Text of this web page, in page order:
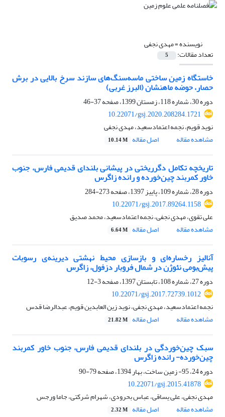
نویسنده =مهدی نجفی
تعداد مقالات: 5
خاستگاه زمین ساختی ماسه‌سنگ‌های سازند سرخ بالایی در برش
حصار، حوضه ماهنشان (البرز غربی)
دوره 30، شماره 118، زمستان 1399، صفحه
37-46
10.22071/gsj.2020.208284.1721
نوید قویم، نجمه اعتمادسعید، مهدی نجفی
مشاهده مقاله
اصل مقاله 10.14 M
تاریخچه تکامل دگرریختی در پیشانی بلندای قدیمی فارس، جنوب
خاور کمربند چین‌خورده و رانده زاگرس
دوره 28، شماره 109، پاییز 1397، صفحه
273-284
10.22071/gsj.2017.89264.1158
علی تقوی، مهدی نجفی، نجمه اعتمادسعید، محمد صدیق
مشاهده مقاله
اصل مقاله 6.64 M
آنالیز رخساره‌ای و بازسازی محیط نهشتی دیرینه‌ی رسوبات
پیش‌بومی نئوژن در شمال فروبار دزفول، زاگرس
دوره 27، شماره 108، تابستان 1397، صفحه
3-12
10.22071/gsj.2017.72739.1012
نجمه اعتمادسعید، مهدی نجفی، نوید زین العابدین قویم، عبدالرضا قدس
مشاهده مقاله
اصل مقاله 21.82 M
سبک چین‌خوردگی در بلندای قدیمی فارس، جنوب‌ خاور کمربند
چین‌خورده- رانده زاگرس
دوره 24، 95- زمین ساخت، بهار 1394، صفحه
79-90
10.22071/gsj.2015.41878
مهدی نجفی، علی یساقی، عباس بحرودی، شهرام شرکتی، جاما ورجس
مشاهده مقاله
اصل مقاله 2.32 M